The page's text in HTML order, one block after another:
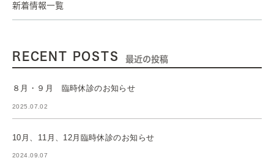
新着情報一覧
RECENT POSTS 最近の投稿
８月・９月 臨時休診のお知らせ
2025.07.02
10月、11月、12月臨時休診のお知らせ
2024.09.07